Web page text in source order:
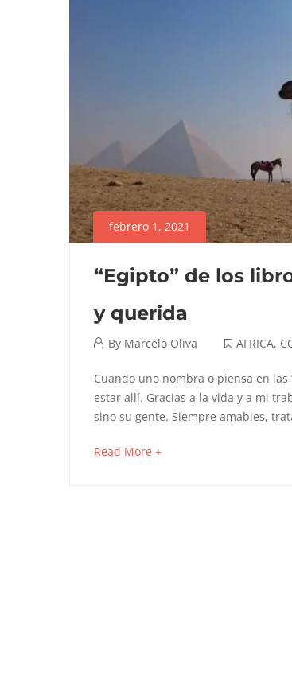
febrero 1, 2021
“Egipto” de los
y querida
febrero
2021
By Marcelo Oliva AFRICA,
“Egipto”
de
los
Cuando uno nombra o piensa en
estar allí. Gracias a la vida y a mi
sino su gente. Siempre amables,
Read More +about